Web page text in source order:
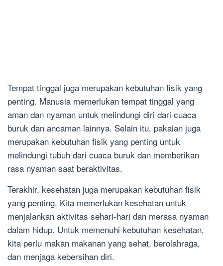
Tempat tinggal juga merupakan kebutuhan fisik yang
penting. Manusia memerlukan tempat tinggal yang
aman dan nyaman untuk melindungi diri dari cuaca
buruk dan ancaman lainnya. Selain itu, pakaian juga
merupakan kebutuhan fisik yang penting untuk
melindungi tubuh dari cuaca buruk dan memberikan
rasa nyaman saat beraktivitas.
Terakhir, kesehatan juga merupakan kebutuhan fisik
yang penting. Kita memerlukan kesehatan untuk
menjalankan aktivitas sehari-hari dan merasa nyaman
dalam hidup. Untuk memenuhi kebutuhan kesehatan,
kita perlu makan makanan yang sehat, berolahraga,
dan menjaga kebersihan diri.